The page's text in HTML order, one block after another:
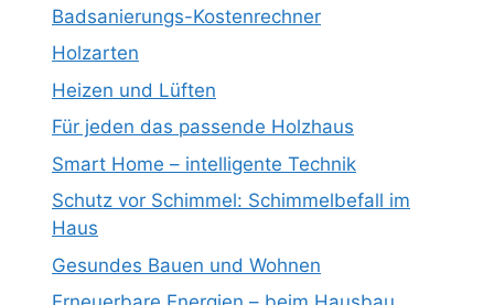
Badsanierungs-Kostenrechner
Holzarten
Heizen und Lüften
Für jeden das passende Holzhaus
Smart Home – intelligente Technik
Schutz vor Schimmel: Schimmelbefall im
Haus
Gesundes Bauen und Wohnen